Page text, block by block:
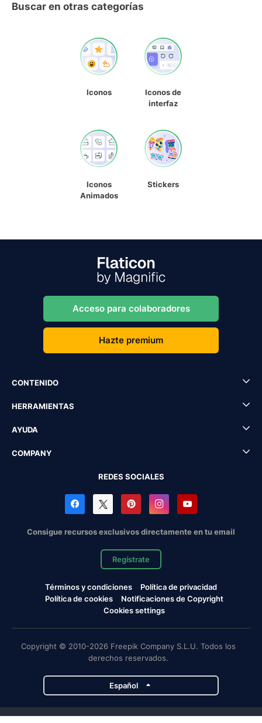
Buscar en otras categorías
Iconos
Iconos de
interfaz
Iconos
Animados
Stickers
Acceso para colaboradores
Hazte premium
CONTENIDO
HERRAMIENTAS
AYUDA
COMPANY
REDES SOCIALES
Consigue recursos exclusivos directamente en tu email
Regístrate
Términos y condiciones
Política de privacidad
Política de cookies
Notificaciones de Copyright
Cookies settings
Copyright © 2010-2026 Freepik Company S.L.U. Todos los
derechos reservados.
Español